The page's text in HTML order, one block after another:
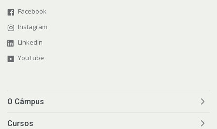
Facebook
Instagram
LinkedIn
YouTube
O Câmpus
Cursos